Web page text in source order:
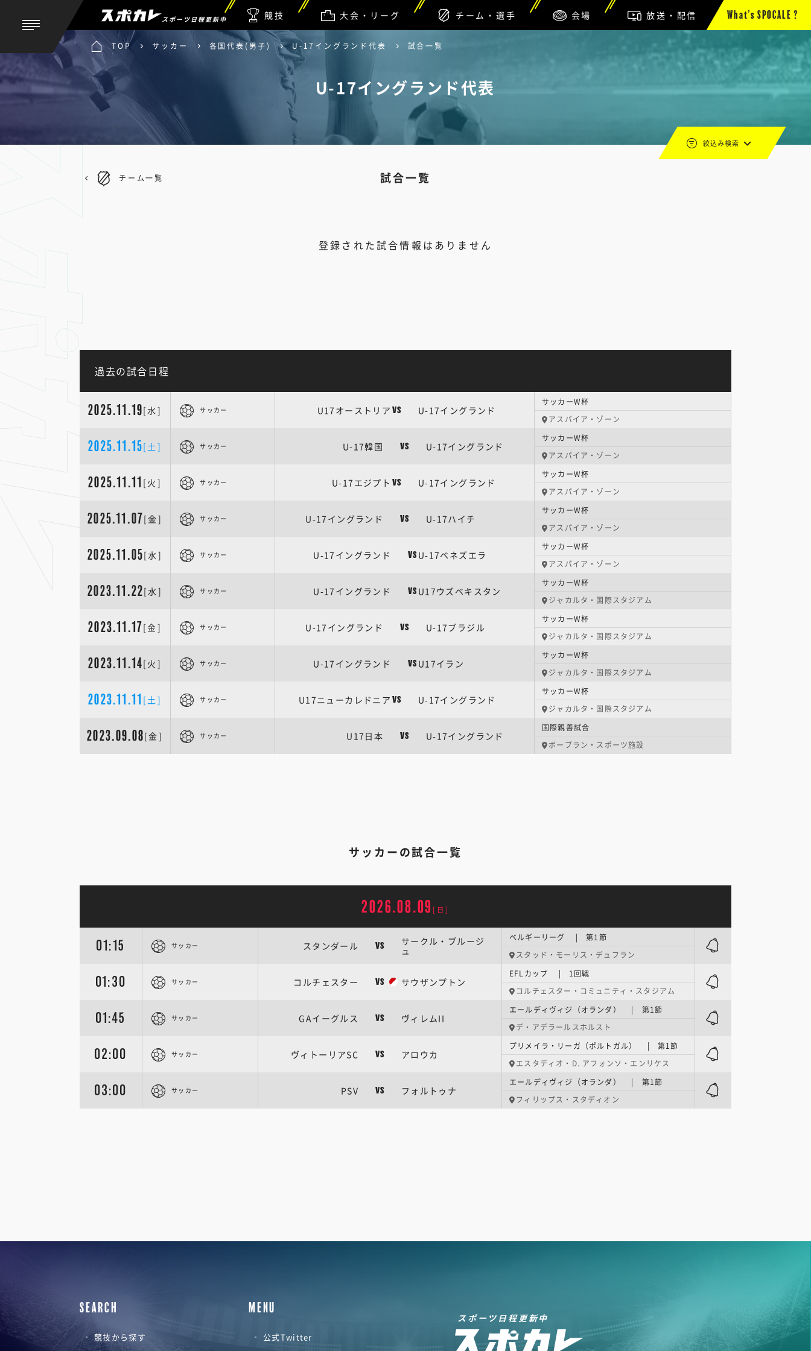
スポーツ日程更新中 競技 大会・リーグ チーム・選手 会場 放送・配信 What’s SPOCALE ?
TOP サッカー 各国代表(男子) U-17イングランド代表 試合一覧
U-17イングランド代表
試合一覧
絞込み検索
チーム一覧
登録された試合情報はありません
過去の試合日程
2025.11.19[水] サッカー U17オーストリア VS U-17イングランド
サッカーW杯
アスパイア・ゾーン
2025.11.15[土] サッカー U-17韓国 VS U-17イングランド
サッカーW杯
アスパイア・ゾーン
2025.11.11 [火] サッカー U-17エジプト VS U-17イングランド
サッカーW杯
アスパイア・ゾーン
2025.11.07[金] サッカー U-17イングランド VS U-17ハイチ
サッカーW杯
アスパイア・ゾーン
2025.11.05[水] サッカー U-17イングランド VS U-17ベネズエラ
サッカーW杯
アスパイア・ゾーン
2023.11.22[水] サッカー U-17イングランド VS U17ウズベキスタン
サッカーW杯
ジャカルタ・国際スタジアム
2023.11.17[金] サッカー U-17イングランド VS U-17ブラジル
サッカーW杯
ジャカルタ・国際スタジアム
2023.11.14[火] サッカー U-17イングランド VS U17イラン
サッカーW杯
ジャカルタ・国際スタジアム
2023.11.11 [土] サッカー U17ニューカレドニア VS U-17イングランド
サッカーW杯
ジャカルタ・国際スタジアム
2023.09.08[金] サッカー U17日本 VS U-17イングランド
国際親善試合
ボーブラン・スポーツ施設
サッカーの試合一覧
2026.08.09 [日]
01:15 サッカー スタンダール VS
サークル・ブルージ
ュ
ベルギーリーグ | 第1節
スタッド・モーリス・デュフラン
01:30 サッカー コルチェスター VS サウザンプトン
EFLカップ | 1回戦
コルチェスター・コミュニティ・スタジアム
01:45 サッカー GAイーグルス VS ヴィレムII
エールディヴィジ（オランダ） | 第1節
デ・アデラールスホルスト
02:00 サッカー ヴィトーリアSC VS アロウカ
プリメイラ・リーガ（ポルトガル） | 第1節
エスタディオ・D. アフォンソ・エンリケス
03:00 サッカー PSV VS フォルトゥナ
エールディヴィジ（オランダ） | 第1節
フィリップス・スタディオン
SEARCH
競技から探す
MENU
公式Twitter
スポーツ日程更新中